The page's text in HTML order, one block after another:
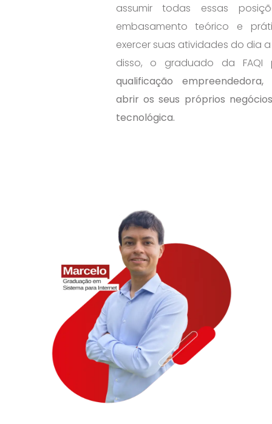
assumir todas essas
embasamento teórico e
exercer suas atividades do dia
disso, o graduado da FAQI
qualificação empreendedora,
abrir os seus próprios
tecnológica.